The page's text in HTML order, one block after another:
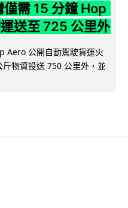
需 15 分鐘 Hop
送至 725 公里外
Aero 公開自動駕駛貨運火
物資投送 750 公里外，並